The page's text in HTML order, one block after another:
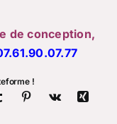
de conception,
!